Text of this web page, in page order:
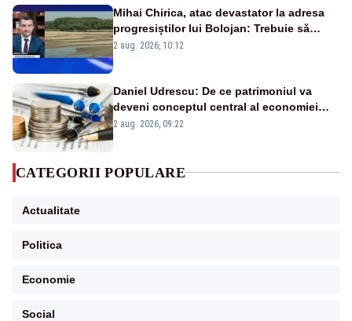
Mihai Chirica, atac devastator la adresa
progresiștilor lui Bolojan: Trebuie să
protejăm și natura, dar nu șținem omaneii
2 aug. 2026, 10:12
Daniel Udrescu: De ce patrimoniul va
deveni conceptul central al economiei
viitoare?
2 aug. 2026, 09:22
CATEGORII POPULARE
Actualitate
Politica
Economie
Social